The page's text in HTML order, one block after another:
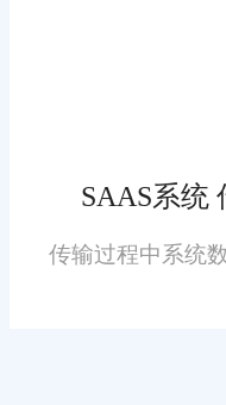
存管理漏洞
同步问题的
订单仓储
决库存同步
本质是订单
裂，订单仓
据互通、流
SAAS系统
传输过程中系统